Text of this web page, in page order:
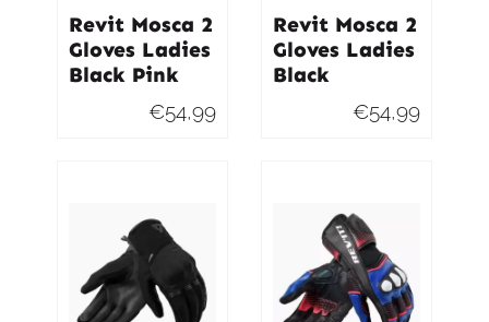
Revit Mosca 2
Gloves Ladies
Black Pink
€54,99
Revit Mosca 2
Gloves Ladies
Black
€54,99